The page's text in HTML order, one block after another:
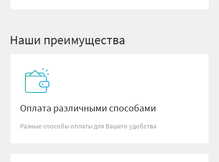
Наши преимущества
Оплата различными способами
Разные способы оплаты для Вашего удобства